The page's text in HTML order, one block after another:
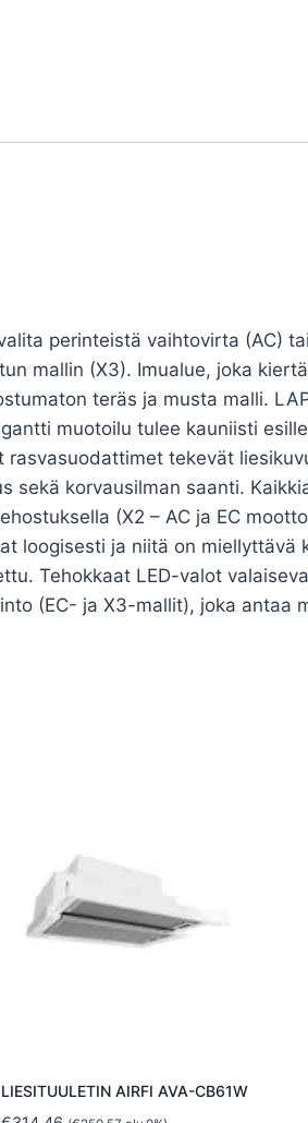
perinteistä vaihtovirta (AC)
mallin (X3). Imualue, joka
teräs ja musta malli.
muotoilu tulee kauniisti
tekevät
sekä korvausilman saanti.
(X2 – AC ja EC
loogisesti ja niitä on
Tehokkaat LED-valot
(EC- ja X3-mallit), joka antaa
LIESITUULETIN AIRFI AVA-CB61W